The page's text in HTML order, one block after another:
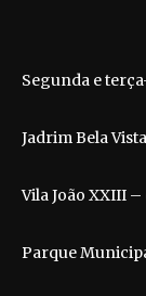
Segunda e
Jadrim Bela
Vila João XXIII –
Parque